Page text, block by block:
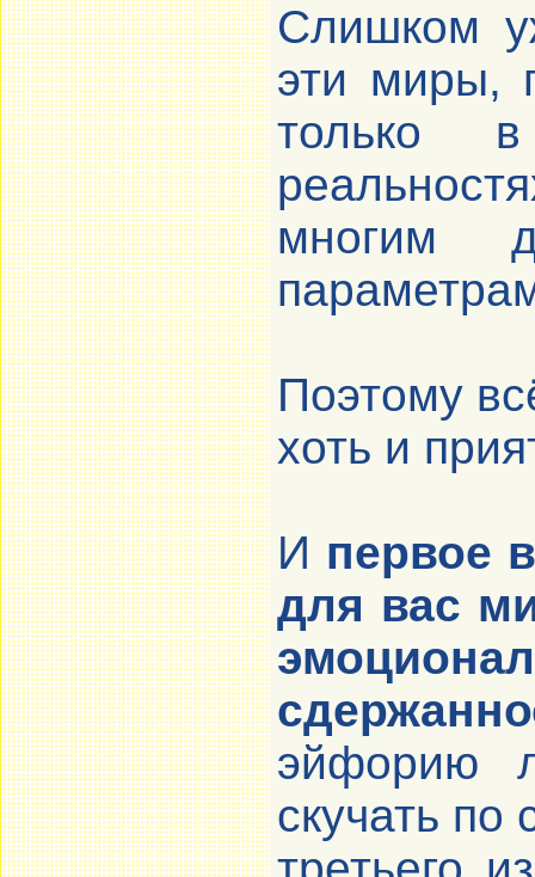
Слишком
эти миры,
только в
многим
Поэтому
хоть и
И первое
для вас
эйфорию
скучать